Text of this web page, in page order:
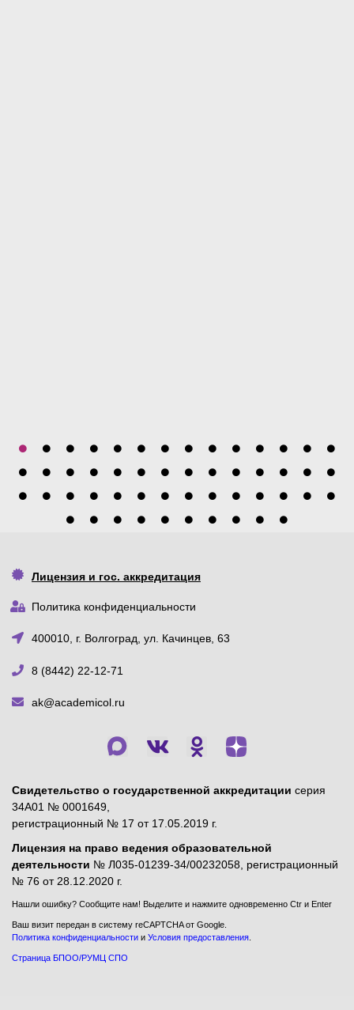
Лицензия и гос. аккредитация
Политика конфиденциальности
400010, г. Волгоград, ул. Качинцев, 63
8 (8442) 22-12-71
ak@academicol.ru
Свидетельство о государственной аккредитации серия
34А01 № 0001649,
регистрационный № 17 от 17.05.2019 г.
Лицензия на право ведения образовательной
деятельности № Л035-01239-34/00232058, регистрационный
№ 76 от 28.12.2020 г.
Нашли ошибку? Сообщите нам! Выделите и нажмите одновременно Ctr и Enter
Ваш визит передан в систему reCAPTCHA от Google.
Политика конфиденциальности и Условия предоставления
Страница БПОО/РУМЦ СПО